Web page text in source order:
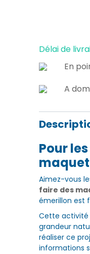
Délai de
En
A
Pour
Aimez-vous
faire des
émerillon est
Cette activité
grandeur
réaliser ce
informations